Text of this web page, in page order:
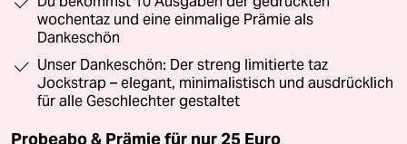
wochentaz und eine einmalige Prämie als
Dankeschön
Unser Dankeschön: Der streng limitierte taz
Jockstrap – elegant, minimalistisch und ausdrücklich
für alle Geschlechter gestaltet
Probeabo & Prämie für nur 25 Euro